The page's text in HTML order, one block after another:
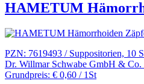
HAMETUM
PZN: 7619493 / Suppositorien, 10
Dr. Willmar Schwabe GmbH &
Grundpreis: € 0,60 / 1St